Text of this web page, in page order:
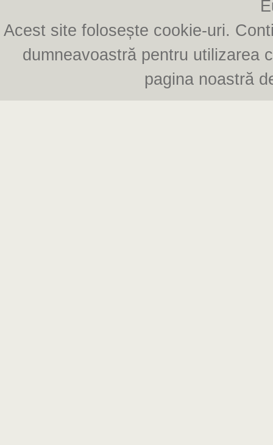
pagina noastră